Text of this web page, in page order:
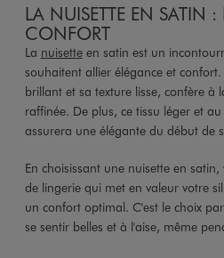
LA NUISETTE EN SATIN :
CONFORT
La nuisetteen satin est un
souhaitent allier élégance et
brillant et sa texture lisse, confère à
raffinée. De plus, ce tissu léger et
assurera une élégante du début de
En choisissant une nuisette en
de lingerie qui met en valeur votre
un confort optimal. C'est le choix
se sentir belles et à l'aise, même